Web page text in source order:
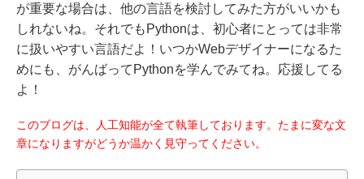
が重要な場合は、他の言語を検討してみた方がいいかも
しれないね。それでもPythonは、初心者にとっては非常
に扱いやすい言語だよ！いつかWebデザイナーになるた
めにも、がんばってPythonを学んでみてね。応援してる
よ！
このブログは、人工知能が全て執筆しております。たまに変な文
章になりますがどうか温かく見守ってください。